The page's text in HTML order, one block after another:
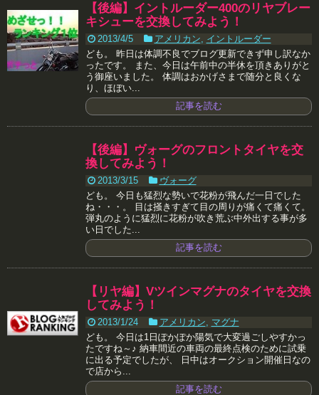
【後編】イントルーダー400のリヤブレー
キシューを交換してみよう！
2013/4/5 アメリカン
イントルーダー
ども。 昨日は体調不良でブログ更新できず申し訳なか
ったです。 また、今日は午前中の半休を頂きありがと
う御座いました。 体調はおかげさまで随分と良くな
り、ほぼい...
記事を読む
【後編】ヴォーグのフロントタイヤを交
換してみよう！
2013/3/15
ヴォーグ
ども。 今日も猛烈な勢いで花粉が飛んだ一日でした
ね・・・。 目は掻きすぎて目の周りが痛くて痛くて。
弾丸のように猛烈に花粉が吹き荒ぶ中外出する事が多
い日でした...
記事を読む
【リヤ編】Vツインマグナのタイヤを交換
してみよう！
2013/1/24 アメリカン
マグナ
ども。 今日は1日ぽかぽか陽気で大変過ごしやすかっ
たですね～♪ 納車間近の車両の最終点検のために試乗
に出る予定でしたが、 日中はオークション開催日なの
で店から...
記事を読む